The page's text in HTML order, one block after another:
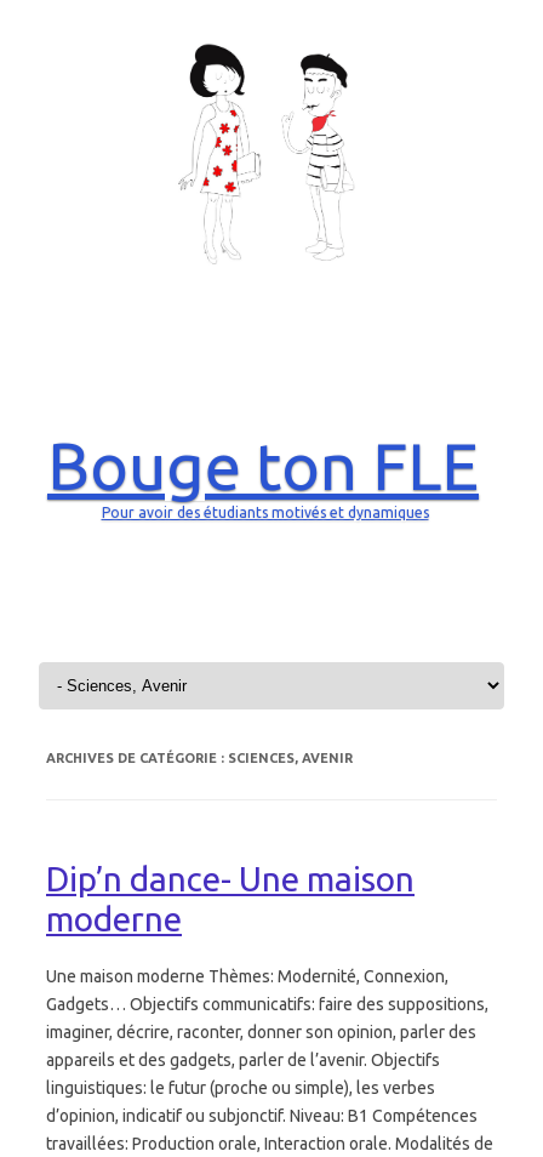
Bouge ton FLE
Pour avoir des étudiants motivés et dynamiques
Aller au contenu
ARCHIVES DE CATÉGORIE : SCIENCES, AVENIR
Dip’n dance- Une maison
moderne
Une maison moderne Thèmes: Modernité, Connexion,
Gadgets… Objectifs communicatifs: faire des suppositions,
imaginer, décrire, raconter, donner son opinion, parler des
appareils et des gadgets, parler de l’avenir. Objectifs
linguistiques: le futur (proche ou simple), les verbes
d’opinion, indicatif ou subjonctif. Niveau: B1 Compétences
travaillées: Production orale, Interaction orale. Modalités de